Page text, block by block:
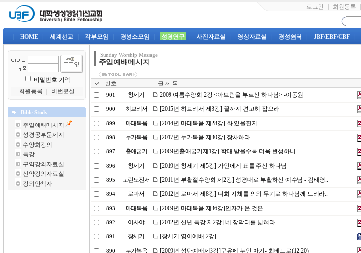
로그인 회원등록
HOME 세계선교 각부모임 경성소모임 성경연구 사진자료실 영상자료실 경성쉼터 JBF/EBF/CBF
비밀번호 기억
회원등록
비번분실
Bible Study
주일예배메시지
성경공부문제지
수양회강의
특강
구약강의자료실
신약강의자료실
강의안책자
Sunday Worship Message
주일예배메시지
번호 글 제 목
901 창세기 2009 여름수양회 2강 <아브람을 부르신 하나님> -이동원
900 히브리서 [2015년 히브리서 제3강] 끝까지 견고히 잡으라
899 마태복음 [2014년 마태복음 제28강] 화 있을진저
898 누가복음 [2017년 누가복음 제30강] 장사하라
897 출애굽기 [2009년출애굽기제1강] 학대 받을수록 더욱 번성하니
896 창세기 [2019년 창세기 제5강] 가인에게 표를 주신 하나님
895 고린도전서 [2011년 부활절수양회 제2강] 성경대로 부활하신 예수님 - 김태영..
894 로마서 [2012년 로마서 제8강] 너희 지체를 의의 무기로 하나님께 드리라..
893 마태복음 [2009년 마태복음 제36강]인자가 온 것은
892 이사야 [2012년 신년 특강 제2강] 네 장막터를 넓혀라
891 창세기 [창세기 영어예배 2강]
890 누가복음 [2009년 성탄예배제3강]구유에 누인 아기- 최베드로(12.20)